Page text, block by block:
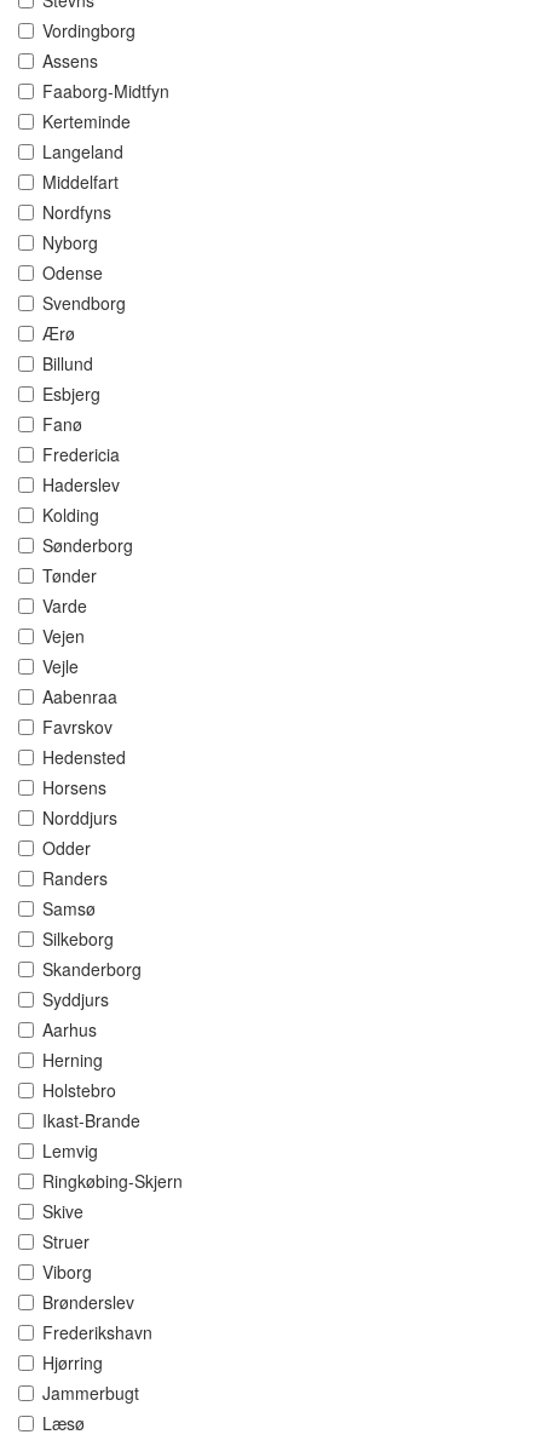
Vordingborg
Assens
Faaborg-Midtfyn
Kerteminde
Langeland
Middelfart
Nordfyns
Nyborg
Odense
Svendborg
Ærø
Billund
Esbjerg
Fanø
Fredericia
Haderslev
Kolding
Sønderborg
Tønder
Varde
Vejen
Vejle
Aabenraa
Favrskov
Hedensted
Horsens
Norddjurs
Odder
Randers
Samsø
Silkeborg
Skanderborg
Syddjurs
Aarhus
Herning
Holstebro
Ikast-Brande
Lemvig
Ringkøbing-Skjern
Skive
Struer
Viborg
Brønderslev
Frederikshavn
Hjørring
Jammerbugt
Læsø